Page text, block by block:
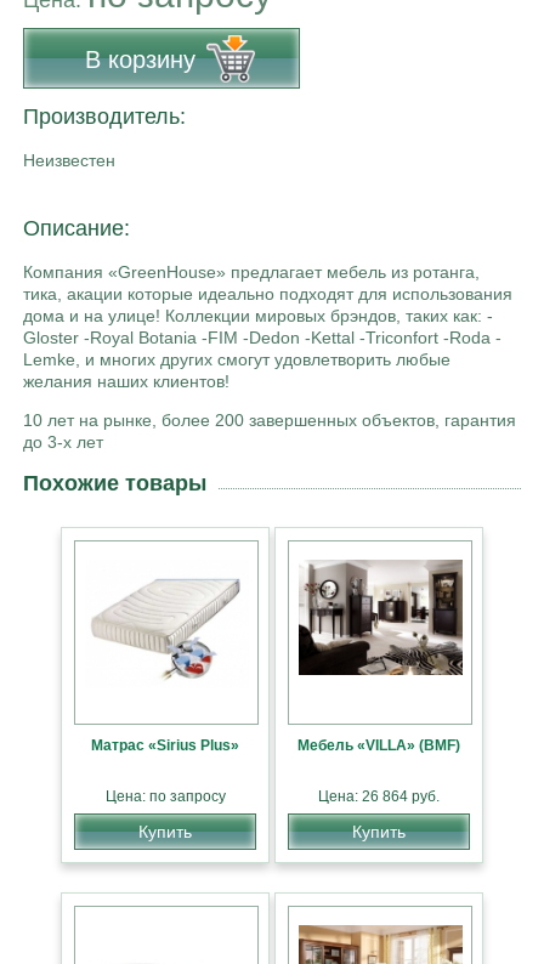
В корзину
Производитель:
Неизвестен
Описание:
Компания «GreenHouse» предлагает мебель из ротанга,
тика, акации которые идеально подходят для использования
дома и на улице! Коллекции мировых брэндов, таких как: -
Gloster -Royal Botania -FIM -Dedon -Kettal -Triconfort -Roda -
Lemke, и многих других смогут удовлетворить любые
желания наших клиентов!
10 лет на рынке, более 200 завершенных объектов, гарантия
до 3-х лет
Похожие товары
Матрас «Sirius Plus»
Цена: по запросу
Купить
Мебель «VILLA» (BMF)
Цена: 26 864 руб.
Купить